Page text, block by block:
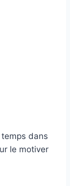
temps dans
le motiver